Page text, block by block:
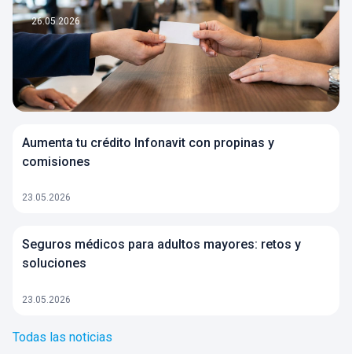
26.05.2026
Aumenta tu crédito Infonavit con propinas y
comisiones
23.05.2026
Seguros médicos para adultos mayores: retos y
soluciones
23.05.2026
Todas las noticias